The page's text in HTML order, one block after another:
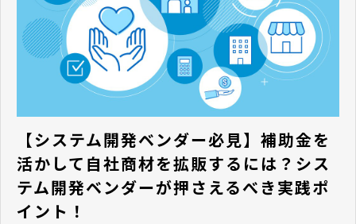
【システム開発ベンダー必見】補助金を
活かして自社商材を拡販するには？シス
テム開発ベンダーが押さえるべき実践ポ
イント！